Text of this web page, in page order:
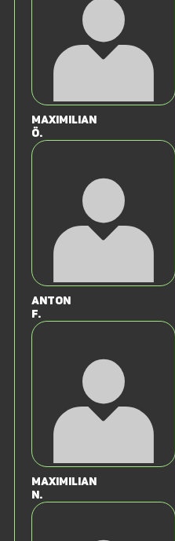
Maximilian
Ö.
Anton
F.
Maximilian
N.